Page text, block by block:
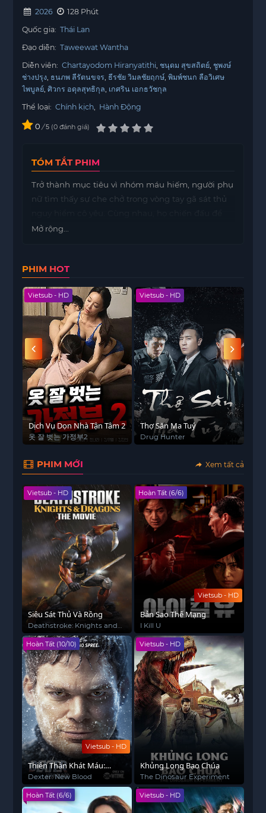
2026
128 Phút
Quốc gia: Thái Lan
Đạo diễn: Taweewat Wantha
Diễn viên: Chartayodom Hiranyatithi ชนุดม สุขสถิตย์ ชูพงษ์
ช่างปรุง ธนภพ ลีรัตนขจร ธีรชัย วิมลชัยฤกษ์ พิมพ์ชนก ลือวิเศษ
ไพบูลย์ ศิวกร อดุลสุทธิกุล เกศริน เอกธวัชกุล
Thể loại: Chính kịch, Hành Động
0 / 5 0 đánh giá
TÓM TẮT PHIM
Trở thành mục tiêu vì nhóm máu hiếm, người phụ
nữ tìm thấy sự che chở trong vòng tay gã sát thủ
sinh tồn.
Mở rộng...
PHIM HOT
Vietsub - HD
Dịch Vụ Dọn Nhà Tận Tâm 2
옷 잘 벗는 가정부2
Vietsub - HD
Thợ Săn Ma Tuý
Drug Hunter
PHIM MỚI Xem tất cả
Vietsub - HD
Siêu Sát Thủ Và Rồng
Deathstroke: Knights and
Dragons - The Movie
Vietsub - HD
Hoàn Tất (6/6)
Bản Sao Thế Mạng
I Kill U
Vietsub - HD
Hoàn Tất (10/10)
Thiên Thần Khát Máu:
Dòng Máu Mới
Dexter: New Blood
Vietsub - HD
Khủng Long Bạo Chúa
The Dinosaur Experiment
Hoàn Tất (6/6) Vietsub - HD